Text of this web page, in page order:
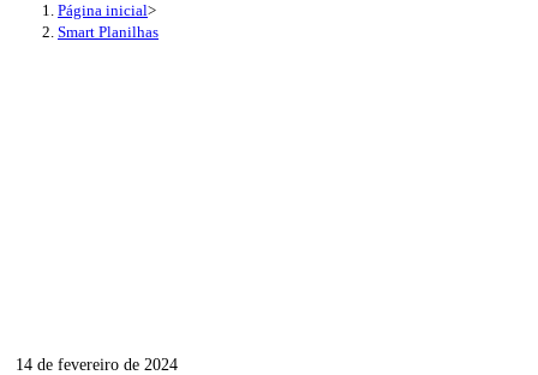
Página inicial>
Smart Planilhas
14 de fevereiro de 2024